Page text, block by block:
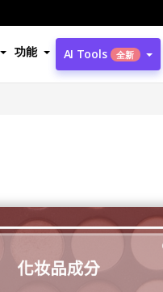
功能 AI Tools 全新